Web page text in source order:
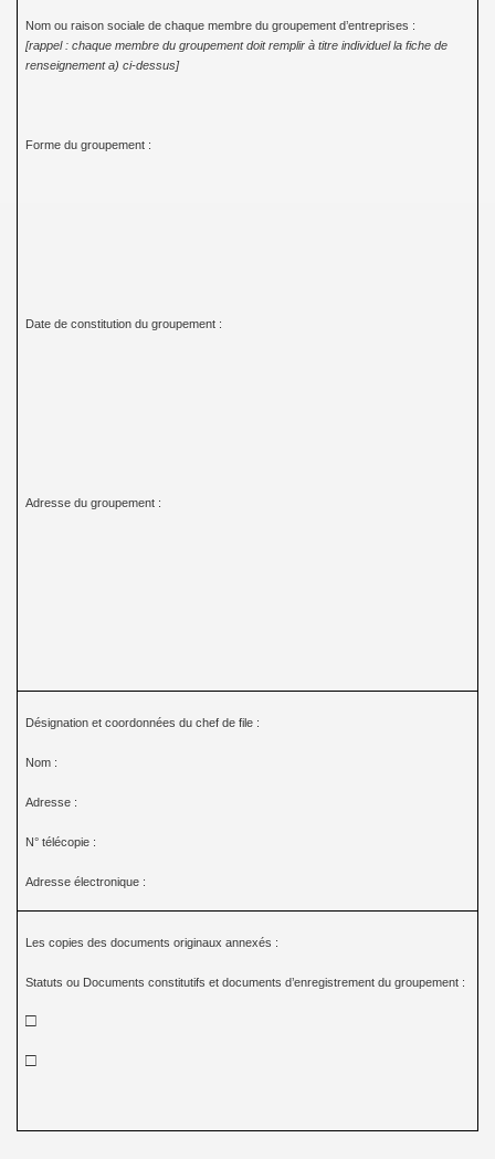
Nom ou raison sociale de chaque membre du groupement d’entreprises :
[rappel : chaque membre du groupement doit remplir à titre individuel la fiche de
renseignement a) ci-dessus]
Forme du groupement :
Date de constitution du groupement :
Adresse du groupement :
Désignation et coordonnées du chef de file :
Nom :
Adresse :
N° télécopie :
Adresse électronique :
Les copies des documents originaux annexés :
Statuts ou Documents constitutifs et documents d’enregistrement du groupement :
□
□